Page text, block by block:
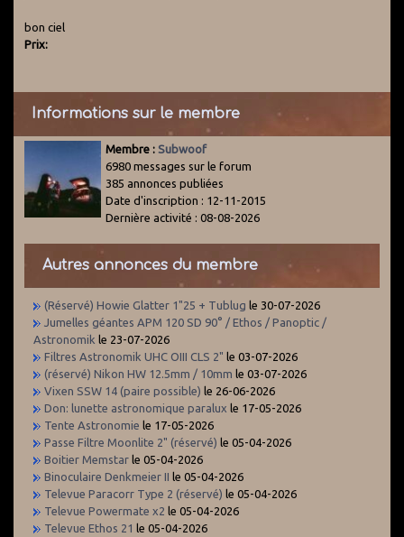
bon ciel
Prix:
Informations sur le membre
Membre : Subwoof
6980 messages sur le forum
385 annonces publiées
Date d'inscription : 12-11-2015
Dernière activité : 08-08-2026
Autres annonces du membre
(Réservé) Howie Glatter 1"25 + Tublug le 30-07-2026
Jumelles géantes APM 120 SD 90° / Ethos / Panoptic /
Astronomik le 23-07-2026
Filtres Astronomik UHC OIII CLS 2" le 03-07-2026
(réservé) Nikon HW 12.5mm / 10mm le 03-07-2026
Vixen SSW 14 (paire possible) le 26-06-2026
Don: lunette astronomique paralux le 17-05-2026
Tente Astronomie le 17-05-2026
Passe Filtre Moonlite 2" (réservé) le 05-04-2026
Boitier Memstar le 05-04-2026
Binoculaire Denkmeier II le 05-04-2026
Televue Paracorr Type 2 (réservé) le 05-04-2026
Televue Powermate x2 le 05-04-2026
Televue Ethos 21 le 05-04-2026